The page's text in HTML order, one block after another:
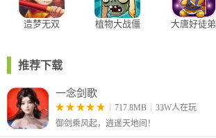
造梦无双
植物大战僵
大唐好徒弟
推荐下载
一念剑歌
717.8MB
33W人在玩
御剑乘风起，逍遥天地间！